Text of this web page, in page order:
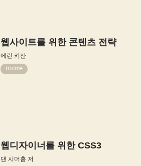
웹사이트를 위한 콘텐츠 전략
에린 키산
more
웹디자이너를 위한 CSS3
댄 시더홈 저